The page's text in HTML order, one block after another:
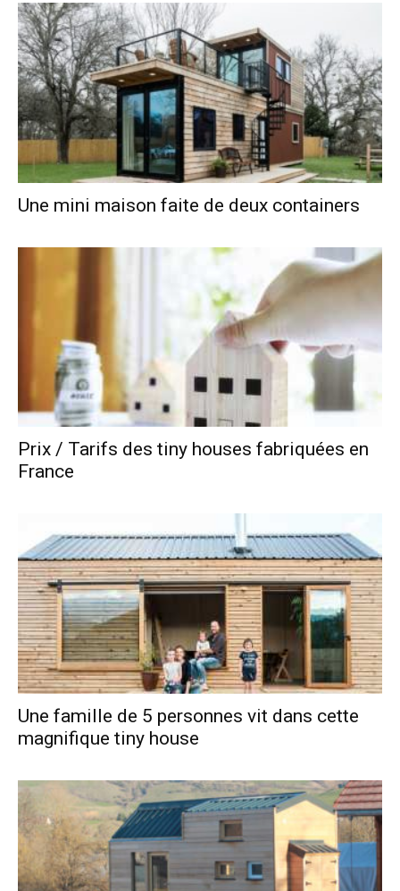
Une mini maison faite de deux containers
Prix / Tarifs des tiny houses fabriquées en
France
Une famille de 5 personnes vit dans cette
magnifique tiny house